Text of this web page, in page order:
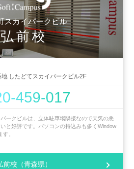
スカイパークビル
弘前校
したどてスカイパークビル2F
459-017
ークビルは、立体駐車場隣接なので天気の悪
と好評です。パソコンの持込みも多くWindow
。
前校（青森県）